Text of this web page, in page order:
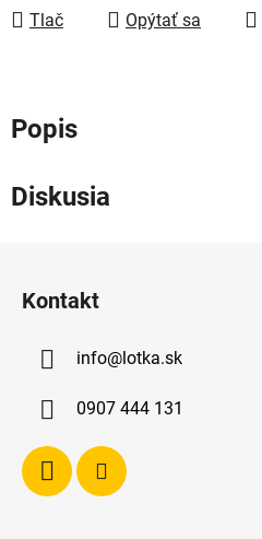
Tlač Opýtať sa
Popis
Diskusia
Kontakt
info@lotka.sk
0907 444 131